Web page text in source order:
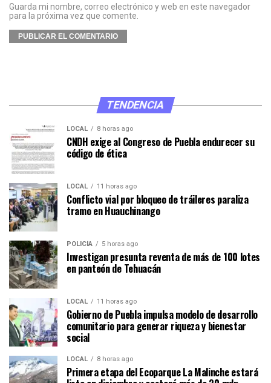
Guarda mi nombre, correo electrónico y web en este navegador
para la próxima vez que comente.
TENDENCIA
LOCAL 8 horas ago
CNDH exige al Congreso de Puebla endurecer su
código de ética
LOCAL 11 horas ago
Conflicto vial por bloqueo de tráileres paraliza
tramo en Huauchinango
POLICÍA 5 horas ago
Investigan presunta reventa de más de 100 lotes
en panteón de Tehuacán
LOCAL 11 horas ago
Gobierno de Puebla impulsa modelo de desarrollo
comunitario para generar riqueza y bienestar
social
LOCAL 8 horas ago
Primera etapa del Ecoparque La Malinche estará